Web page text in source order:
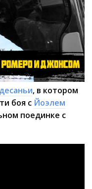
, в котором
боя с Йоэлем
поединке с